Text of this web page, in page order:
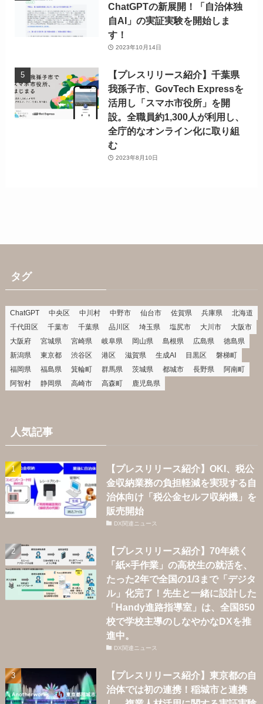
ChatGPTの新展開！「自治体独
自AI」の実証実験を開始しま
す！
2023年10月14日
【プレスリリース紹介】千葉県
我孫子市、GovTech Expressを
活用し「スマホ市役所」を開
設。全職員約1,300人が利用し、
全庁的なオンライン化に取り組
む
2023年8月10日
タグ
ChatGPT 中央区 中川村 中野市 仙台市 佐賀県 兵庫県
北海道
千代田区
千葉市 千葉県 品川区 埼玉県 塩尻市 大川市
大阪市
大阪府
宮城県 宮崎県 岐阜県 岡山県 島根県 広島県
徳島県
新潟県
東京都 渋谷区 港区 滋賀県 生成AI 目黒区
磐梯町
福岡県
福島県 箕輪町 群馬県 茨城県 都城市 長野県
阿南町
阿智村
静岡県 高崎市 高森町 鹿児島県
人気記事
【プレスリリース紹介】OKI、税公
金収納業務の負担軽減を実現する自
治体向け「税公金セルフ収納機」を
販売開始
DX関連ニュース
【プレスリリース紹介】70年続く
「紙×手作業」の高校生の就活を、
たった2年で全国の1/3まで「デジタ
ル」化完了！先生と一緒に設計した
「Handy進路指導室」は、全国850
校で学校主導のしなやかなDXを推
進中。
DX関連ニュース
【プレスリリース紹介】東京都の自
治体では初の連携！稲城市と連携